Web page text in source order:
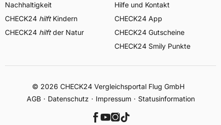
Nachhaltigkeit
CHECK24 hilftKindern
CHECK24 hilftder Natur
Hilfe und Kontakt
CHECK24 App
CHECK24 Gutscheine
CHECK24 Smily Punkte
© 2026 CHECK24 Vergleichsportal Flug GmbH
AGB
Datenschutz Impressum Statusinformation